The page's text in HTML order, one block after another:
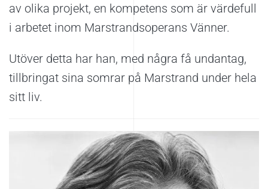
av olika projekt, en kompetens som är värdefull
i arbetet inom Marstrandsoperans Vänner.
Utöver detta har han, med några få undantag,
tillbringat sina somrar på Marstrand under hela
sitt liv.